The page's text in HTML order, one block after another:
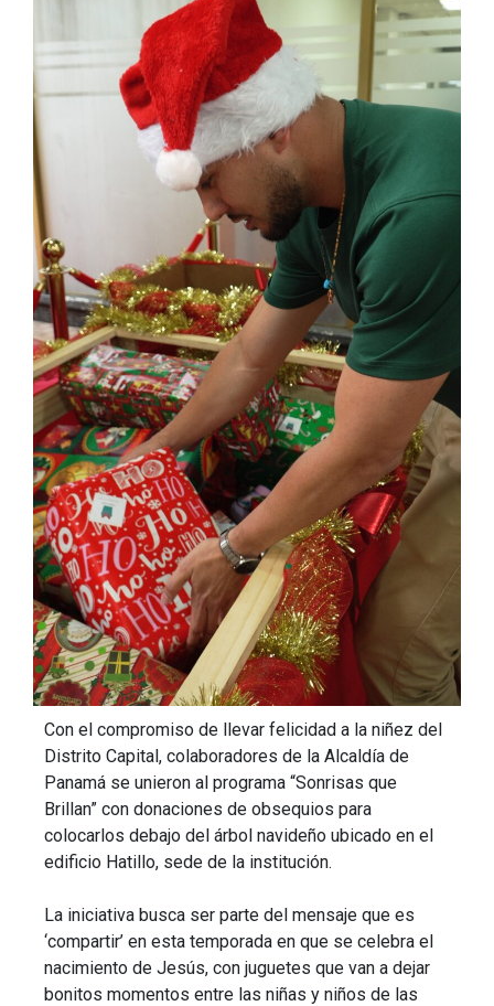
Con el compromiso de llevar felicidad a la niñez del
Distrito Capital, colaboradores de la Alcaldía de
Panamá se unieron al programa “Sonrisas que
Brillan” con donaciones de obsequios para
colocarlos debajo del árbol navideño ubicado en el
edificio Hatillo, sede de la institución.
La iniciativa busca ser parte del mensaje que es
‘compartir’ en esta temporada en que se celebra el
nacimiento de Jesús, con juguetes que van a dejar
bonitos momentos entre las niñas y niños de las